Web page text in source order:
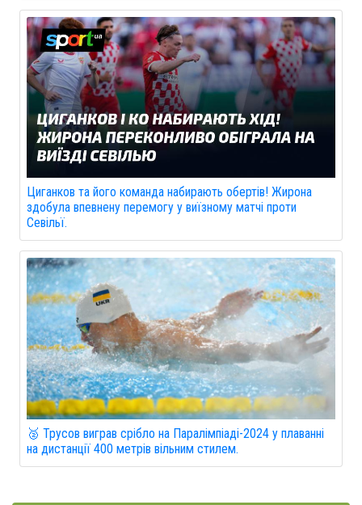
Циганков та його команда набирають обертів! Жирона
здобула впевнену перемогу у виїзному матчі проти
Севільї.
🥈 Трусов виграв срібло на Паралімпіаді-2024 у плаванні
на дистанції 400 метрів вільним стилем.